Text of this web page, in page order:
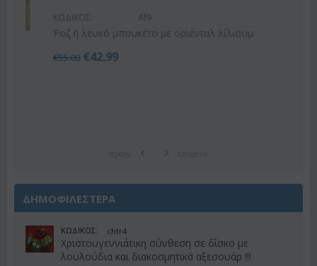
ΚΩΔΙΚΟΣ:
Ροζ ή λευκό μπουκέτο με οριένταλ λίλιουμ
55.00 €42.99
ΔΗΜΟΦΙΛΕΣΤΕΡΑ
ΚΩΔΙΚΟΣ: chtr4
Χριστουγεννιάτικη σύνθεση σε δίσκο με
λουλούδια και διακοσμητικά αξεσουάρ !!!